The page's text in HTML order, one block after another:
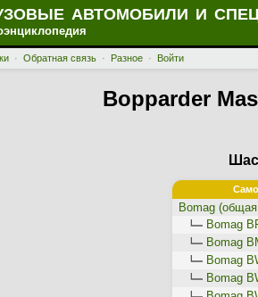
АВТОМОБИЛИ И
· Обратная связь · Разное · Войти
Bopparder
Bomag
Bomag
Bomag
Bomag
Bomag